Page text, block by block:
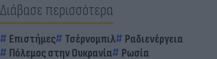
Διάβασε περισσότερα
Επιστήμες Τσέρνομπιλ
Ραδιενέργεια
Πόλεμος στην Ουκρανία
Ρωσία